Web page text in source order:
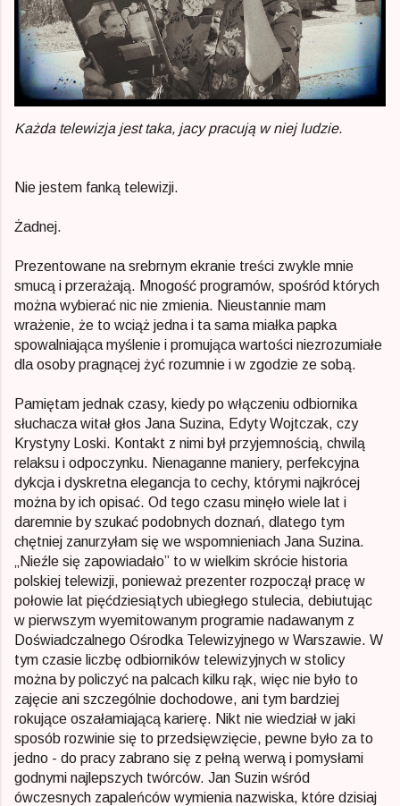
Każda telewizja jest taka, jacy pracują w niej ludzie.
Nie jestem fanką telewizji.
Żadnej.
Prezentowane na srebrnym ekranie treści zwykle mnie
smucą i przerażają. Mnogość programów, spośród których
można wybierać nic nie zmienia. Nieustannie mam
wrażenie, że to wciąż jedna i ta sama miałka papka
spowalniająca myślenie i promująca wartości niezrozumiałe
dla osoby pragnącej żyć rozumnie i w zgodzie ze sobą.
Pamiętam jednak czasy, kiedy po włączeniu odbiornika
słuchacza witał głos Jana Suzina, Edyty Wojtczak, czy
Krystyny Loski. Kontakt z nimi był przyjemnością, chwilą
relaksu i odpoczynku. Nienaganne maniery, perfekcyjna
dykcja i dyskretna elegancja to cechy, którymi najkrócej
można by ich opisać. Od tego czasu minęło wiele lat i
daremnie by szukać podobnych doznań, dlatego tym
chętniej zanurzyłam się we wspomnieniach Jana Suzina.
„Nieźle się zapowiadało” to w wielkim skrócie historia
polskiej telewizji, ponieważ prezenter rozpoczął pracę w
połowie lat pięćdziesiątych ubiegłego stulecia, debiutując
w pierwszym wyemitowanym programie nadawanym z
Doświadczalnego Ośrodka Telewizyjnego w Warszawie. W
tym czasie liczbę odbiorników telewizyjnych w stolicy
można by policzyć na palcach kilku rąk, więc nie było to
zajęcie ani szczególnie dochodowe, ani tym bardziej
rokujące oszałamiającą karierę. Nikt nie wiedział w jaki
sposób rozwinie się to przedsięwzięcie, pewne było za to
jedno - do pracy zabrano się z pełną werwą i pomysłami
godnymi najlepszych twórców. Jan Suzin wśród
ówczesnych zapaleńców wymienia nazwiska, które dzisiaj